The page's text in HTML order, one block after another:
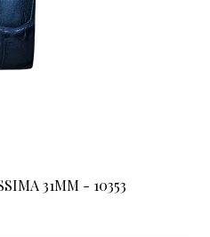
31MM - 10353